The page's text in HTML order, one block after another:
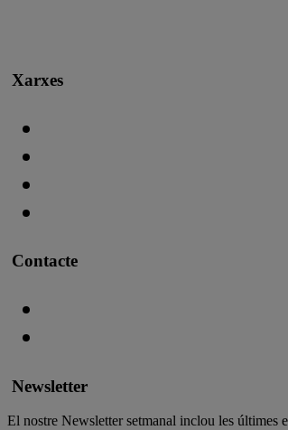
Xarxes
Contacte
Newsletter
El nostre Newsletter setmanal inclou les últimes